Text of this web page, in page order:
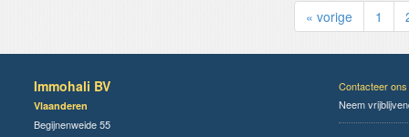
« vorige 1
Immohali BV
Vlaanderen
Begijnenweide 55
Contacteer ons
Neem